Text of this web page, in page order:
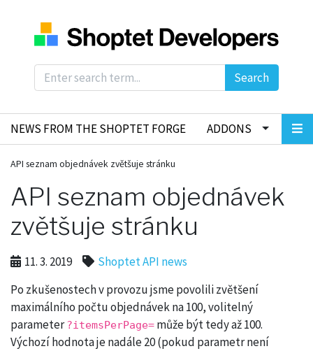
Search
NEWS FROM THE SHOPTET FORGE ADDONS
API seznam objednávek zvětšuje stránku
API seznam objednávek
zvětšuje stránku
11. 3. 2019
Shoptet API news
Po zkušenostech v provozu jsme povolili zvětšení
maximálního počtu objednávek na 100, volitelný
parameter?itemsPerPage= může být tedy až 100.
Výchozí hodnota je nadále 20 (pokud parametr není